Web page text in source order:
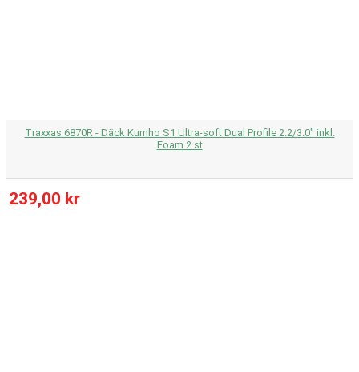
Traxxas 6870R - Däck Kumho S1 Ultra-soft Dual Profile 2.2/3.0" inkl.
Foam 2 st
239,00 kr